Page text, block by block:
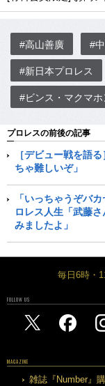
#高山善廣 #
#新日本プロレス
#ビンス・マクマホ
プロレスの前後の記事
［デビュー戦を語
ちゃ難しいぞ」
「いっちゃうぞバ
ロレス人生「武藤
みましたよ」
毎日6時・
FOLLOW US
MAGAZINE
雑誌『Number』